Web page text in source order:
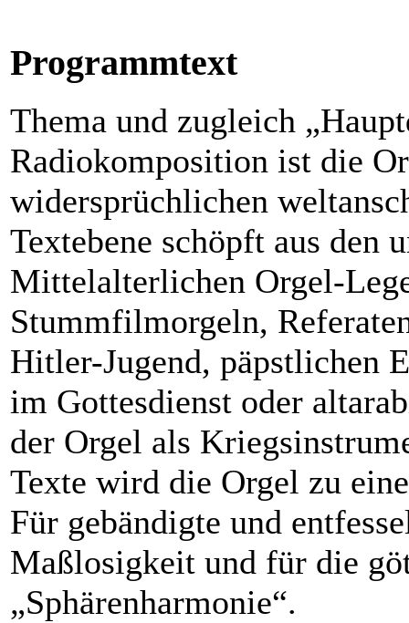
Programmtext
Thema und zugleich
Radiokomposition ist die
widersprüchlichen
Textebene schöpft aus den
Mittelalterlichen Orgel-
Stummfilmorgeln,
Hitler-Jugend, päpstlichen
im Gottesdienst oder
der Orgel als
Texte wird die Orgel zu
Für gebändigte und
Maßlosigkeit und für die
„Sphärenharmonie“.